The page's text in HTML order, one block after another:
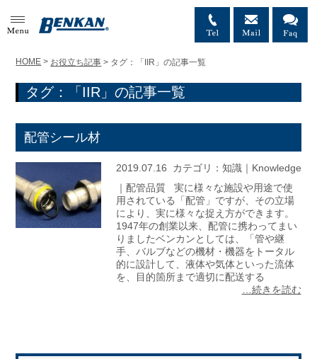
HOME > お役立ち記事 > タグ：「IIR」の記事一覧
タグ：「IIR」の記事一覧
配管シール材
2019.07.16 カテゴリ： 知識｜Knowledge
｜配管品質 実に様々な施設や用途で使
用されている「配管」ですが、その立場
により、実に様々な捉え方ができます。
1947年の創業以来、配管に携わってまい
りましたベンカンとしては、「管や継
手、バルブなどの機材・機器をトータル
的に設計して、液体や気体といった流体
を、目的箇所まで適切に配送する
…続きを読む